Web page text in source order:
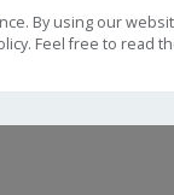
By using our
Feel free to read